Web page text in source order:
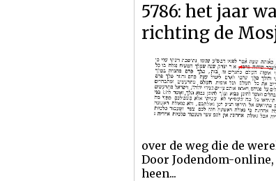
5786: het jaar
richting de
over de weg die de
Door Jodendom-online,
heen...